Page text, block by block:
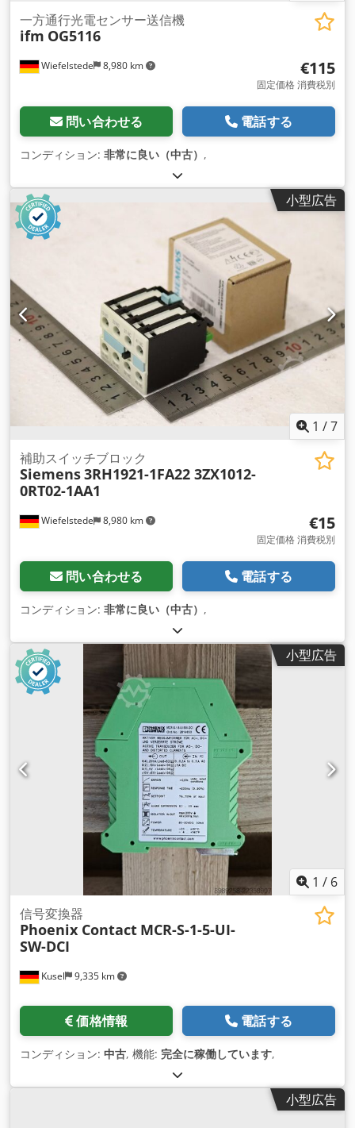
Wiefelstede 8,980 km
一方通行光電センサー送信機
ifm OG5116
€115
固定価格 消費税別
問い合わせる 電話する
コンディション: 非常に良い（中古） ,
小型広告
1 /7
Wiefelstede 8,980 km
補助スイッチブロック
Siemens3RH1921-1FA22 3ZX1012-
0RT02-1AA1
€15
固定価格 消費税別
問い合わせる 電話する
コンディション: 非常に良い（中古） ,
小型広告
1 / 6
Kusel 9,335 km
信号変換器
Phoenix Contact MCR-S-1-5-UI-
SW-DCI
価格情報 電話する
コンディション: 中古, 機能: 完全に稼働しています,
小型広告